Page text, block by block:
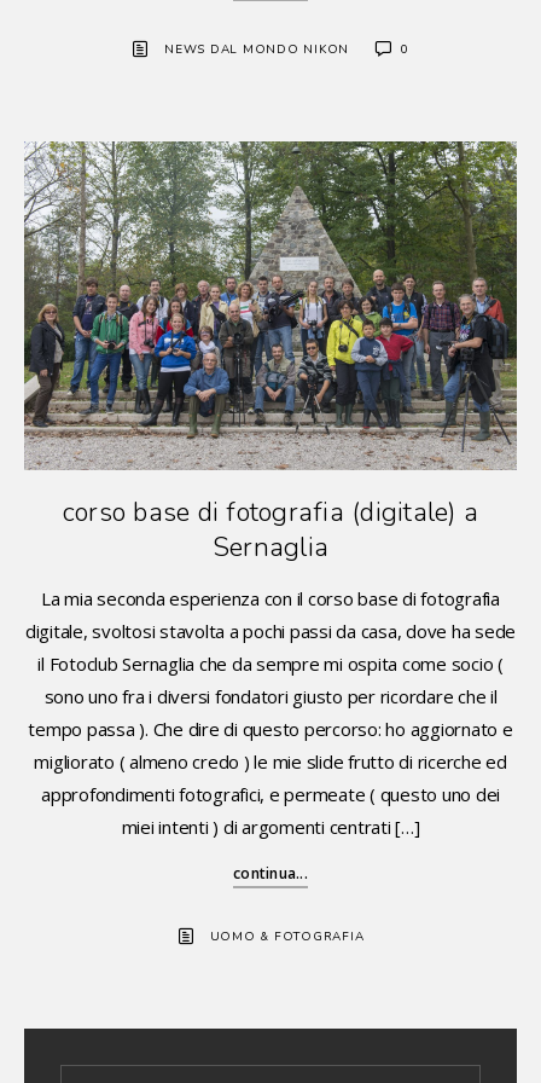
NEWS DAL MONDO NIKON 0
corso base di fotografia (digitale) a
Sernaglia
La mia seconda esperienza con il corso base di fotografia
digitale, svoltosi stavolta a pochi passi da casa, dove ha sede
il Fotoclub Sernaglia che da sempre mi ospita come socio (
sono uno fra i diversi fondatori giusto per ricordare che il
tempo passa ). Che dire di questo percorso: ho aggiornato e
migliorato ( almeno credo ) le mie slide frutto di ricerche ed
approfondimenti fotografici, e permeate ( questo uno dei
miei intenti ) di argomenti centrati […]
continua...
UOMO & FOTOGRAFIA